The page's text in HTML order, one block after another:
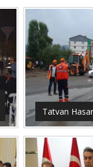
Tatvan Hasar